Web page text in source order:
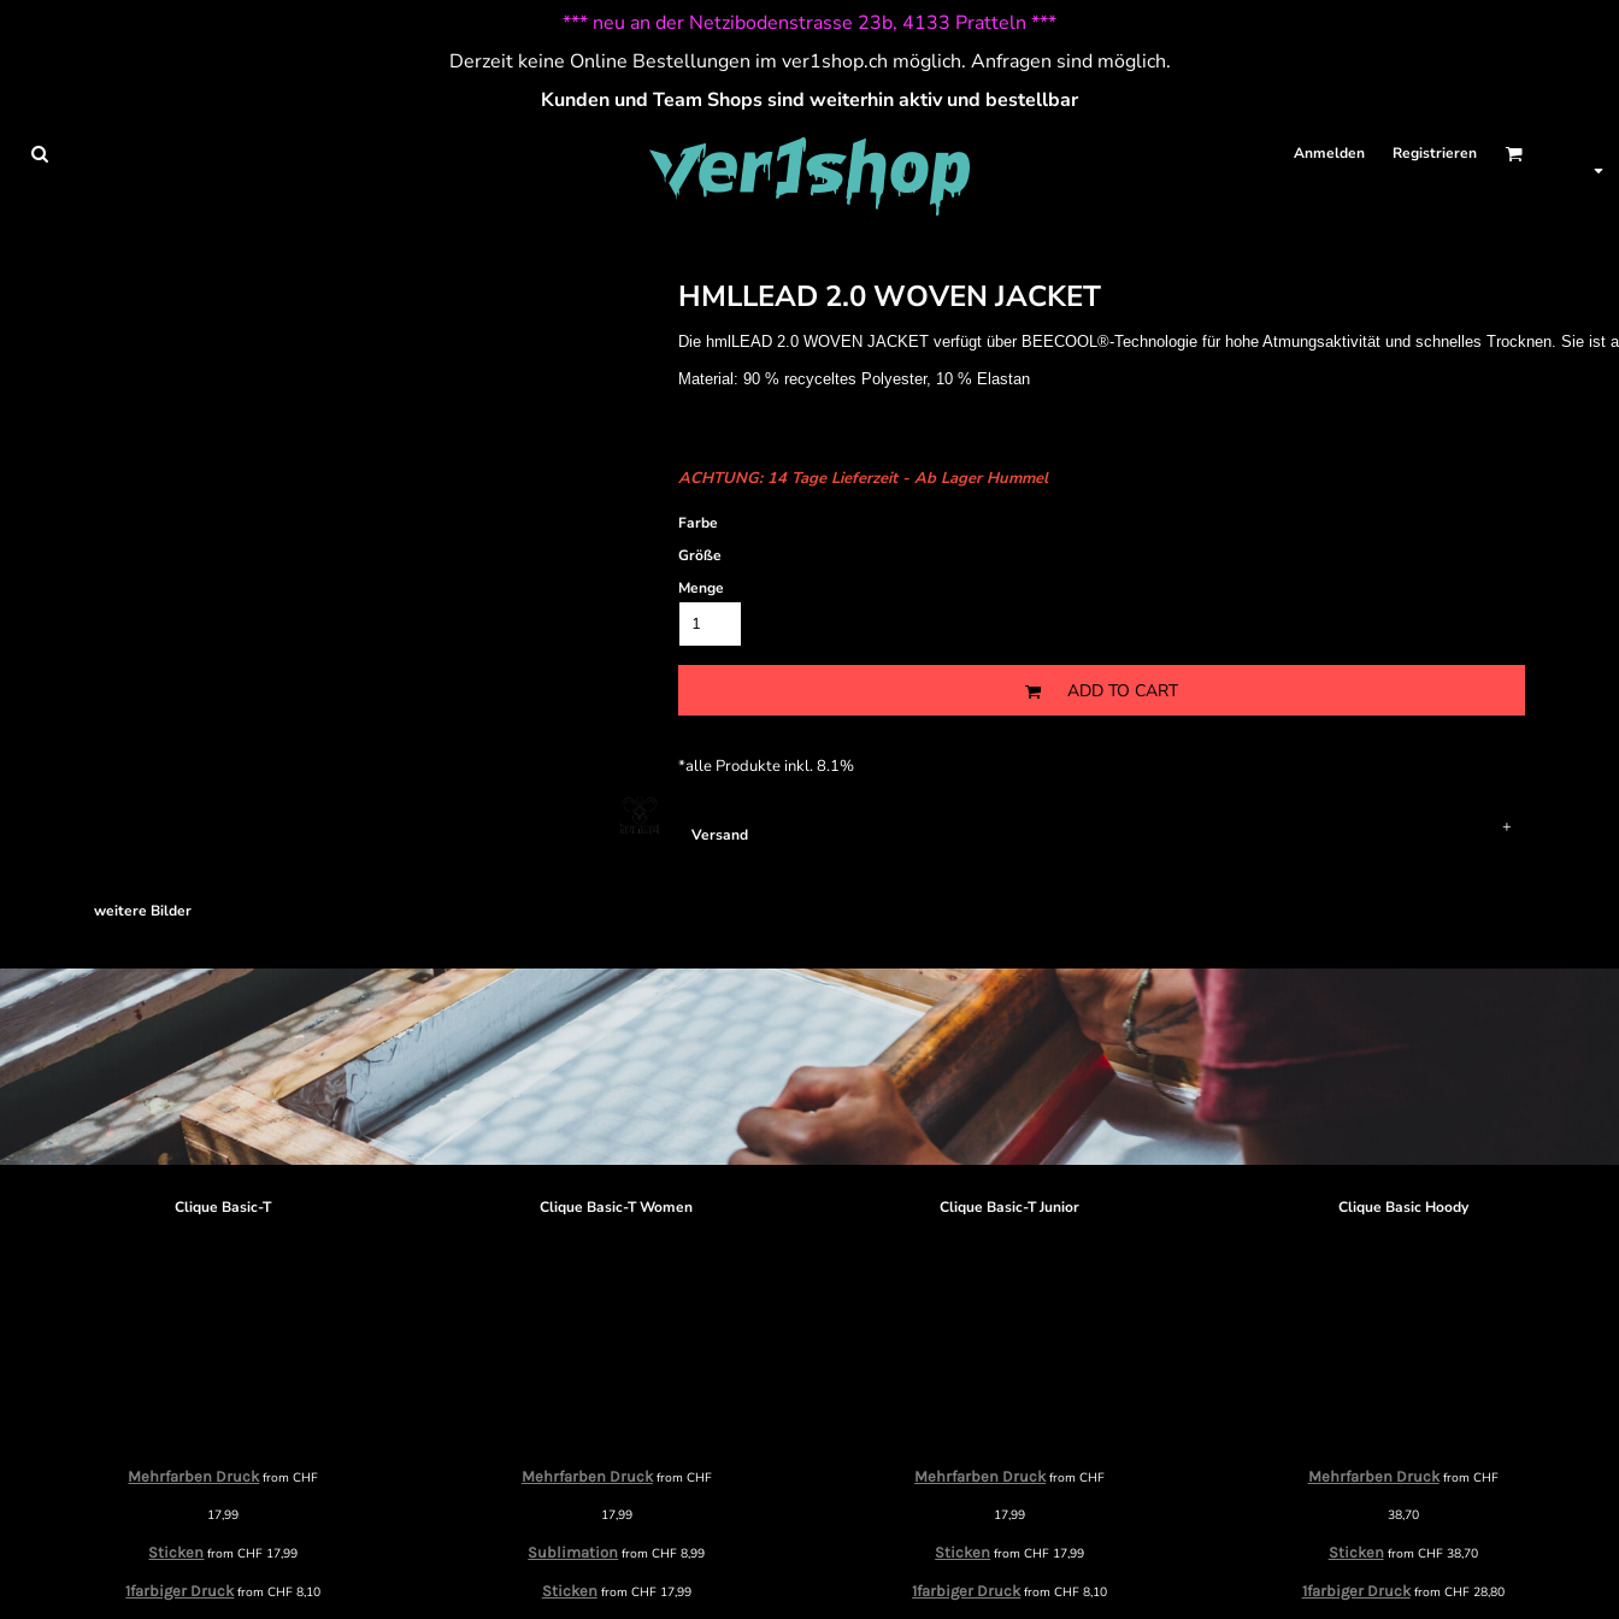
*** neu an der Netzibodenstrasse 23b, 4133 Pratteln ***
Derzeit keine Online Bestellungen im ver1shop.ch möglich. Anfragen sind möglich.
Kunden und Team Shops sind weiterhin aktiv und bestellbar
Anmelden Registrieren
HMLLEAD 2.0 WOVEN JACKET
Material: 90 % recyceltes Polyester, 10 % Elastan
ACHTUNG: 14 Tage Lieferzeit - Ab Lager Hummel
Farbe
Größe
Menge
ADD TO CART
*alle Produkte inkl. 8.1%
Versand
weitere Bilder
Clique Basic-T
Mehrfarben DruckfromCHF
17,99
Sticken fromCHF 17,99
1farbiger DruckfromCHF 8,10
Clique Basic-T Women
Mehrfarben Druckfrom CHF
17,99
Sublimation fromCHF 8,99
Stickenfrom CHF17,99
Clique Basic-T Junior
Mehrfarben DruckfromCHF
17,99
Sticken fromCHF 17,99
1farbiger DruckfromCHF 8,10
Clique Basic Hoody
Mehrfarben Druckfrom CHF
38,70
Stickenfrom CHF38,70
1farbiger Druckfrom CHF28,80
Currency: